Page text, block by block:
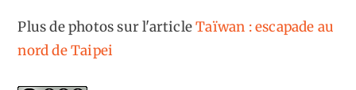
Plus de photos sur l'articleTaïwan : escapade au
nord de Taipei